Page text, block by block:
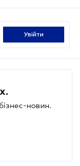
увійти
новин.